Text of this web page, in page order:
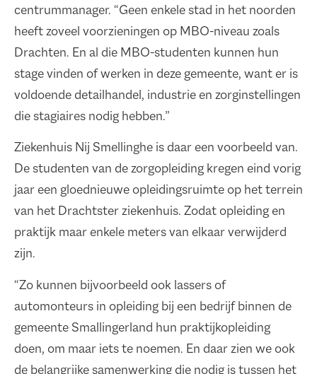
centrummanager. “Geen enkele stad in het noorden
heeft zoveel voorzieningen op MBO-niveau zoals
Drachten. En al die MBO-studenten kunnen hun
stage vinden of werken in deze gemeente, want er is
voldoende detailhandel, industrie en zorginstellingen
die stagiaires nodig hebben.”
Ziekenhuis Nij Smellinghe is daar een voorbeeld van.
De studenten van de zorgopleiding kregen eind vorig
jaar een gloednieuwe opleidingsruimte op het terrein
van het Drachtster ziekenhuis. Zodat opleiding en
praktijk maar enkele meters van elkaar verwijderd
zijn.
“Zo kunnen bijvoorbeeld ook lassers of
automonteurs in opleiding bij een bedrijf binnen de
gemeente Smallingerland hun praktijkopleiding
doen, om maar iets te noemen. En daar zien we ook
de belangrijke samenwerking die nodig is tussen het